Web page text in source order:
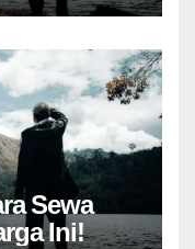
Sewa
Ini!